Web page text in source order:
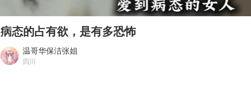
律师谈贾冰私人饭局被偷拍
白海豚路径图
面对面丨蔡磊：与渐冻症抗争 纵使不敌 也不
00:00
病态的占有欲，是有多恐怖
温哥华保洁张姐
四川